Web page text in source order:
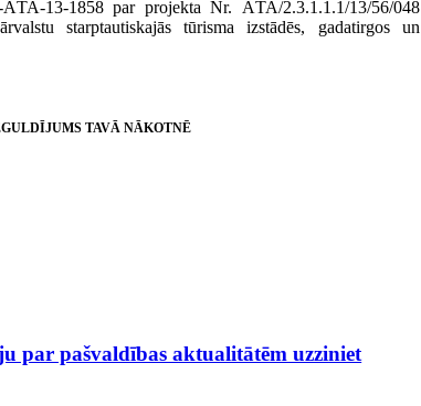
13-1858 par projekta Nr. ĀTA/2.3.1.1.1/13/56/048
starptautiskajās tūrisma izstādēs, gadatirgos un
TAVĀ NĀKOTNĒ
par pašvaldības aktualitātēm uzziniet